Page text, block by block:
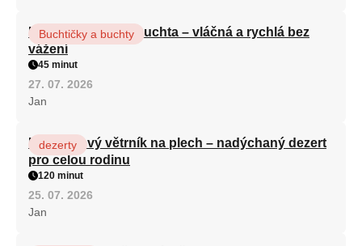
Hrnková maková buchta – vláčná a rychlá bez
vážení
Buchtičky a buchty
45 minut
27. 07. 2026
Jan
Karamelový větrník na plech – nadýchaný dezert
pro celou rodinu
dezerty
120 minut
25. 07. 2026
Jan